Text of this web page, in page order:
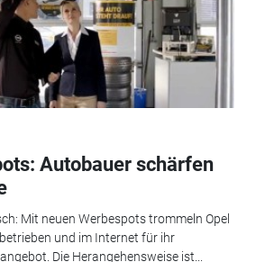
Autobauer schärfen
Mit neuen Werbespots trommeln Opel
und im Internet für ihr
Die Herangehensweise ist...